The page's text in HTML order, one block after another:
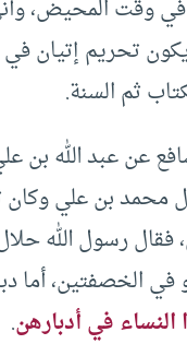
في وقت المحيض،
تحريم إتيان في
ثم السنة.
عن عبد الله بن
محمد بن علي
رسول الله
الخصفتين، أما
النساء في أدبارهن.